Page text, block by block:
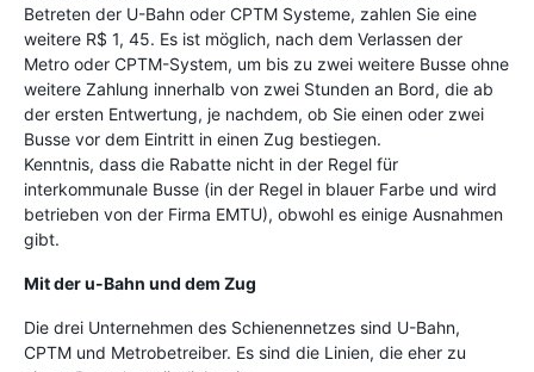
Betreten der U-Bahn oder CPTM Systeme, zahlen Sie eine
weitere R$ 1, 45. Es ist möglich, nach dem Verlassen der
Metro oder CPTM-System, um bis zu zwei weitere Busse ohne
weitere Zahlung innerhalb von zwei Stunden an Bord, die ab
der ersten Entwertung, je nachdem, ob Sie einen oder zwei
Busse vor dem Eintritt in einen Zug bestiegen.
Kenntnis, dass die Rabatte nicht in der Regel für
interkommunale Busse (in der Regel in blauer Farbe und wird
betrieben von der Firma EMTU), obwohl es einige Ausnahmen
gibt.
Mit der u-Bahn und dem Zug
Die drei Unternehmen des Schienennetzes sind U-Bahn,
CPTM und Metrobetreiber. Es sind die Linien, die eher zu